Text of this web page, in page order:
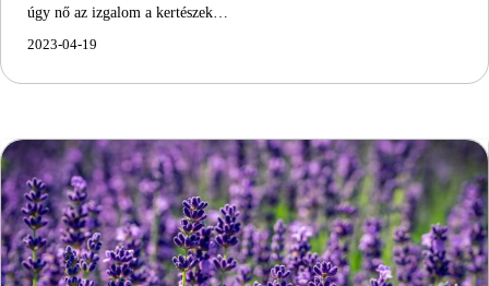
úgy nő az izgalom a kertészek…
2023-04-19